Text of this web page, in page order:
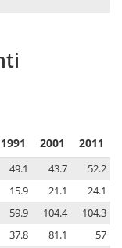
1991 2001 2011
49.1 43.7
52.2
15.9 21.1
24.1
59.9 104.4
104.3
37.8 81.1
57